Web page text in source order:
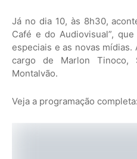
Já no dia 10, às 8h30,
Café e do Audiovisual”,
especiais e as novas
cargo de Marlon Tinoco,
Montalvão.
Veja a programação completa: